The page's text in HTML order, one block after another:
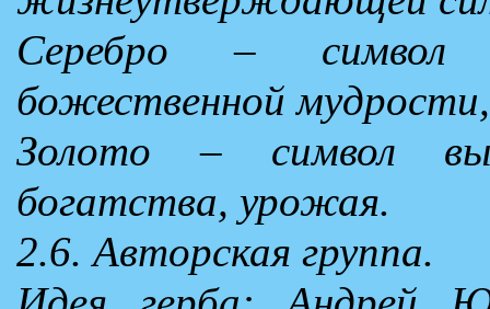
Серебро – символ
божественной
Золото – символ
богатства, урожая.
2.6. Авторская группа.